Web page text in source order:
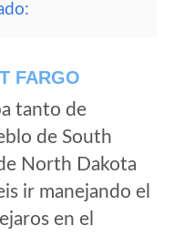
FARGO
tanto de
de South
North Dakota
ir manejando el
en el